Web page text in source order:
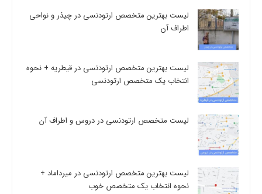
لیست بهترین متخصص ارتودنسی در چیذر و نواحی
اطراف آن
لیست بهترین متخصص ارتودنسی در قیطریه + نحوه
انتخاب یک متخصص ارتودنسی
لیست متخصص ارتودنسی در دروس و اطراف آن
لیست بهترین متخصص ارتودنسی در میرداماد +
نحوه انتخاب یک متخصص خوب